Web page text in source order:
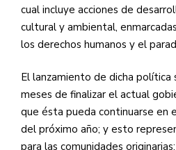
cual incluye acciones de
cultural y ambiental,
los derechos humanos y el
El lanzamiento de dicha política
meses de finalizar el actual
que ésta pueda continuarse en
del próximo año; y esto
para las comunidades